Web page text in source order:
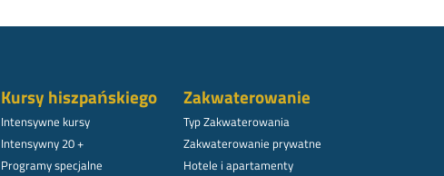
Kursy hiszpańskiego
Intensywne kursy
Intensywny 20 +
Programy specjalne
Zakwaterowanie
Typ Zakwaterowania
Zakwaterowanie prywatne
Hotele i apartamenty